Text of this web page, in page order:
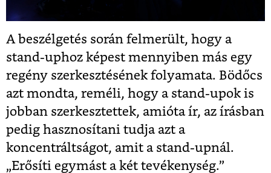
A beszélgetés során felmerült, hogy a
stand-uphoz képest mennyiben más egy
regény szerkesztésének folyamata. Bödőcs
azt mondta, reméli, hogy a stand-upok is
jobban szerkesztettek, amióta ír, az írásban
pedig hasznosítani tudja azt a
koncentráltságot, amit a stand-upnál.
„Erősíti egymást a két tevékenység.”